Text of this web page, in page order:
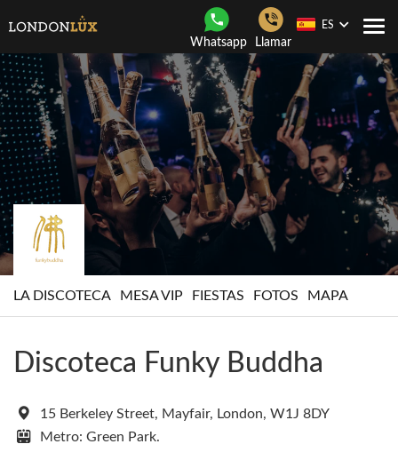
Whatsapp Llamar
ES
LA DISCOTECA MESA VIP FIESTAS FOTOS MAPA
Discoteca Funky Buddha
15 Berkeley Street, Mayfair, London, W1J 8DY
Metro: Green Park.